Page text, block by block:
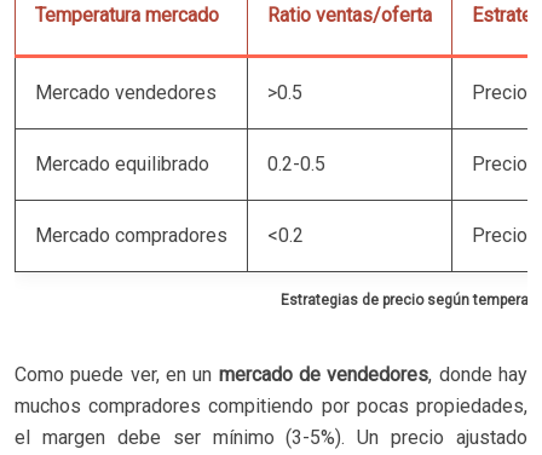
Estrategias de precio según
Temperatura mercado Ratio ventas/oferta
Mercado vendedores >0.5 Precio
Mercado equilibrado 0.2-0.5 Precio
Mercado compradores <0.2 Precio
Como puede ver, en un mercado de vendedores, donde hay
muchos compradores compitiendo por pocas propiedades,
el margen debe ser mínimo (3-5%). Un precio ajustado